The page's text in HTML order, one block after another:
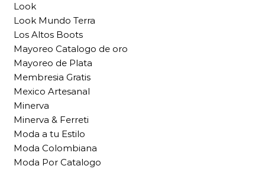
Look
Look Mundo Terra
Los Altos Boots
Mayoreo Catalogo de oro
Mayoreo de Plata
Membresia Gratis
Mexico Artesanal
Minerva
Minerva & Ferreti
Moda a tu Estilo
Moda Colombiana
Moda Por Catalogo